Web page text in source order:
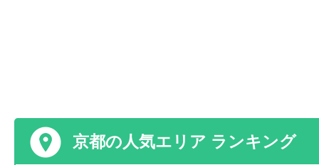
京都の人気エリア ランキング